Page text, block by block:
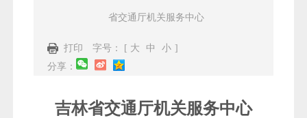
省交通厅机关服务中心
打印 字号： [ 大 中 小 ]
分享：
吉林省交通厅机关服务中心